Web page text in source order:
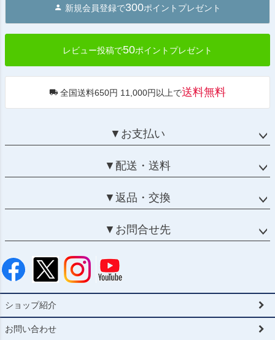
へ
新規会員登録で300ポイントプレゼント
レビュー投稿で50ポイントプレゼント
全国送料650円 11,000円以上で送料無料
▼お支払い
▼配送・送料
▼返品・交換
▼お問合せ先
ショップ紹介
お問い合わせ